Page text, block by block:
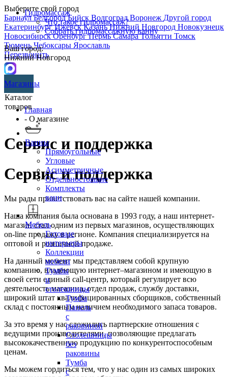
Выберите свой город
БарнаулБелгородБийск ВолгоградВоронеж Другой город
ЕкатеринбургИжевскКазаньНижний Новгород Новокузнецк
НовосибирскОренбургПермьСамараТольятти Томск
ТюменьЧебоксары Ярославль
Перезвонить
Гидромассаж
Что такое гидромассаж?
Собрать гидромассажную ванну
Ваш город:
Нижний Новгород
Магазины
Каталог
товаров
Ванны
Прямоугольные
Угловые
Асимметричные
Отдельностоящие
Комплекты
ванн
Мебель
Готовые
интерьеры
Коллекции
мебели
Тумбы
и
столешницы
Тумба
Панель
с
раковиной
Столешницы
без
раковины
Тумба
с
Главная
- О магазине
Сервис и поддержка
Сервис и поддержка
Мы рады приветствовать вас на сайте нашей компании.
Наша компания была основана в 1993 году, а наш интернет-
магазин стал одним из первых магазинов, осуществляющих
on-line продажу в регионе. Компания специализируется на
оптовой и розничной продаже.
На данный момент мы представляем собой крупную
компанию, владеющую интернет–магазином и имеющую в
своей сети единый call-центр, который регулирует всю
деятельность магазина, отдел продаж, службу доставки,
широкий штат квалифицированных сборщиков, собственный
склад c постоянным наличием необходимого запаса товаров.
За это время у нас сложились партнерские отношения с
ведущими производителями, позволяющие предлагать
высококачественную продукцию по конкурентоспособным
ценам.
Мы можем гордиться тем, что у нас один из самых широких